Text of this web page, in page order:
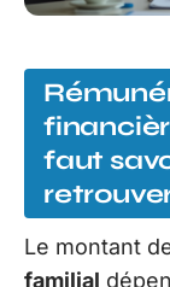
faut
Le montant
familial